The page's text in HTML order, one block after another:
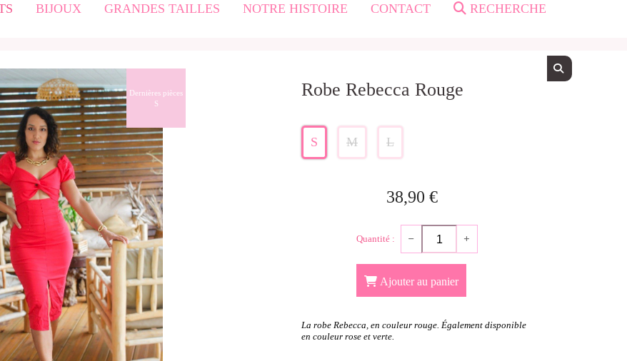
BIJOUX GRANDES TAILLES NOTRE HISTOIRE CONTACT RECHERCHE
Dernières pièces
S
Robe Rebecca Rouge
S M L
38,90 €
Quantité :
Ajouter au panier
La robe Rebecca, en couleur rouge. Également disponible
en couleur rose et verte.